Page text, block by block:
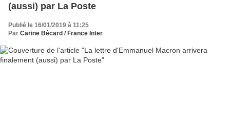
(aussi) par La Poste
Publié le 16/01/2019 à 11:25
Par Carine Bécard / France Inter